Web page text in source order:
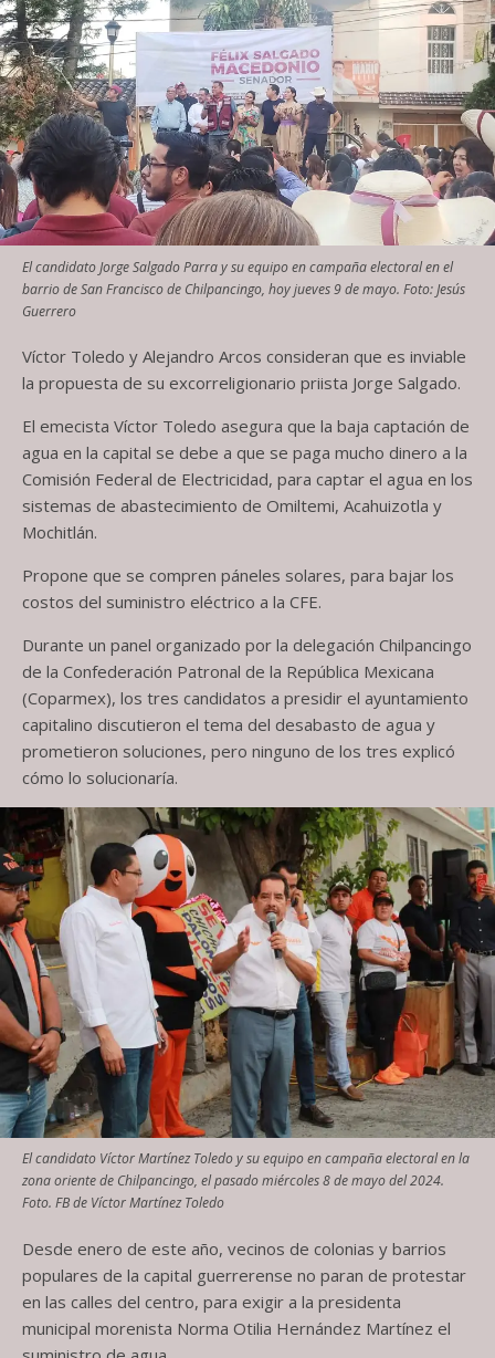
El candidato Jorge Salgado Parra y su equipo en campaña electoral en el
barrio de San Francisco de Chilpancingo, hoy jueves 9 de mayo. Foto: Jesús
Guerrero
Víctor Toledo y Alejandro Arcos consideran que es inviable
la propuesta de su excorreligionario priista Jorge Salgado.
El emecista Víctor Toledo asegura que la baja captación de
agua en la capital se debe a que se paga mucho dinero a la
Comisión Federal de Electricidad, para captar el agua en los
sistemas de abastecimiento de Omiltemi, Acahuizotla y
Mochitlán.
Propone que se compren páneles solares, para bajar los
costos del suministro eléctrico a la CFE.
Durante un panel organizado por la delegación Chilpancingo
de la Confederación Patronal de la República Mexicana
(Coparmex), los tres candidatos a presidir el ayuntamiento
capitalino discutieron el tema del desabasto de agua y
prometieron soluciones, pero ninguno de los tres explicó
cómo lo solucionaría.
El candidato Víctor Martínez Toledo y su equipo en campaña electoral en la
zona oriente de Chilpancingo, el pasado miércoles 8 de mayo del 2024.
Foto. FB de Víctor Martínez Toledo
Desde enero de este año, vecinos de colonias y barrios
populares de la capital guerrerense no paran de protestar
en las calles del centro, para exigir a la presidenta
municipal morenista Norma Otilia Hernández Martínez el